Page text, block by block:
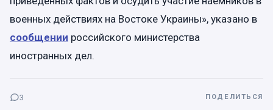
военных действиях на Востоке Украины», указано в
сообщении российского министерства
иностранных дел.
3 ПОДЕЛИТЬСЯ